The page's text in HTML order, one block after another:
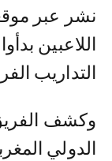
نشر عبر
اللاعبين
التداريب
وكشف
الدولي